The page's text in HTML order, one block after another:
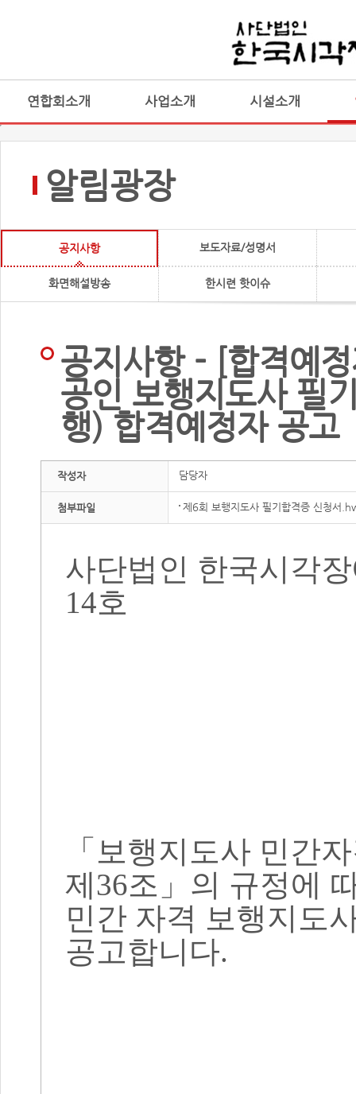
연합회소개 사업소개 시설소개
알림광장
공지사항 보도자료/성명서
화면해설방송 한시련 핫이슈
공지사항 - [합격예
공인 보행지도사 필
행) 합격예정자 공고
작성자 담당자
첨부파일 제6회 보행지도사 필기합격증 신청서
사단법인 한국시각
14호
「 보행지도사 민간
제36조 」 의 규정에
민간 자격 보행지도
공고합니다.